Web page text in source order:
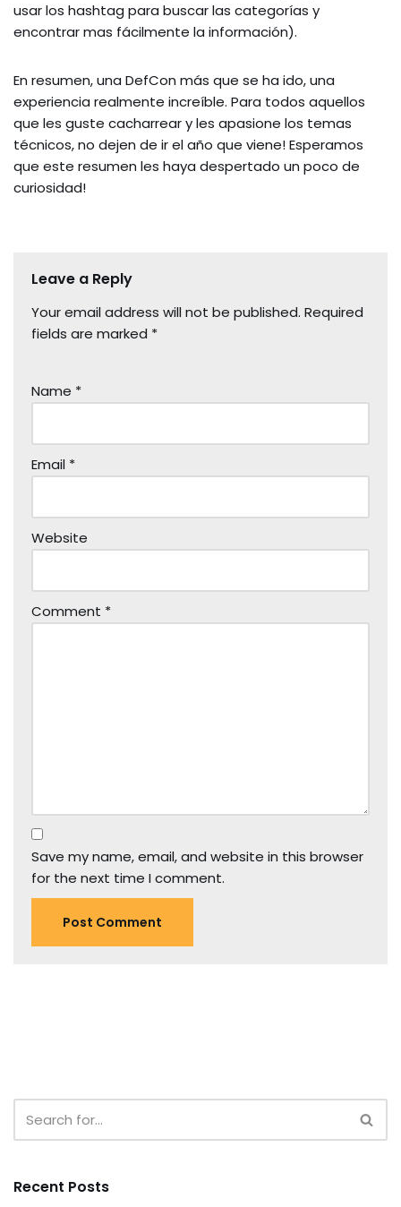
usar los hashtag para buscar las categorías y
encontrar mas fácilmente la información).
En resumen, una DefCon más que se ha ido, una
experiencia realmente increíble. Para todos aquellos
que les guste cacharrear y les apasione los temas
técnicos, no dejen de ir el año que viene! Esperamos
que este resumen les haya despertado un poco de
curiosidad!
Leave a Reply
Your email address will not be published. Required
fields are marked *
Name *
Email *
Website
Comment *
Save my name, email, and website in this browser
for the next time I comment.
Recent Posts